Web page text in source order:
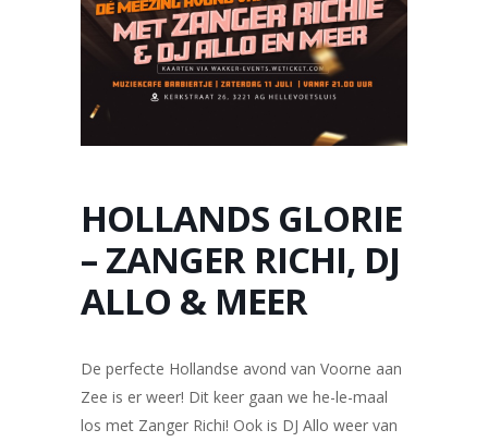
HOLLANDS GLORIE
– ZANGER RICHI, DJ
ALLO & MEER
De perfecte Hollandse avond van Voorne aan
Zee is er weer! Dit keer gaan we he-le-maal
los met Zanger Richi! Ook is DJ Allo weer van